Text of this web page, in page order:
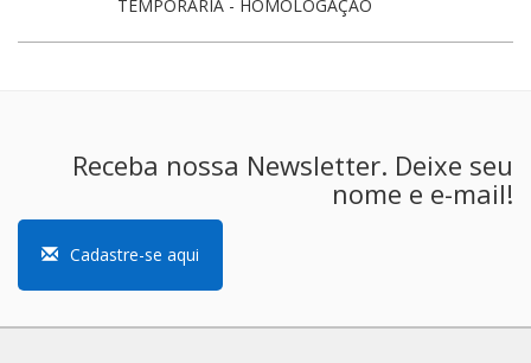
TEMPORÁRIA - HOMOLOGAÇÃO
Receba nossa Newsletter. Deixe seu
nome e e-mail!
Cadastre-se aqui